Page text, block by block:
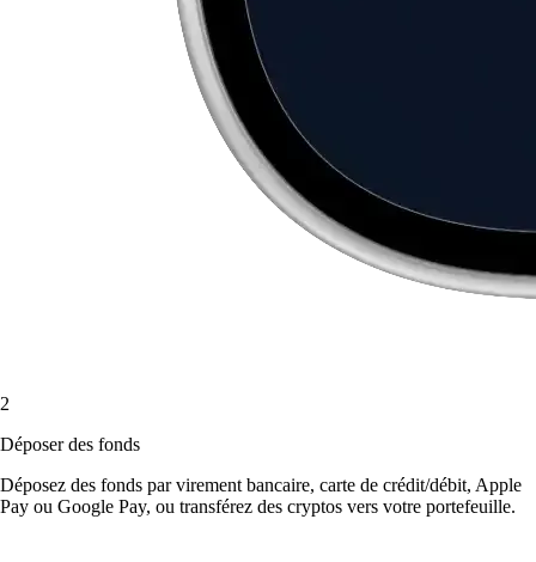
2
Déposer des fonds
Déposez des fonds par virement bancaire, carte de crédit/débit, Apple
Pay ou Google Pay, ou transférez des cryptos vers votre portefeuille.